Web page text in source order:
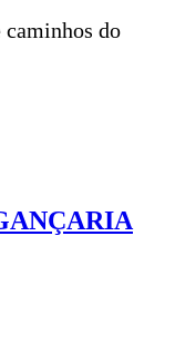
caminhos do